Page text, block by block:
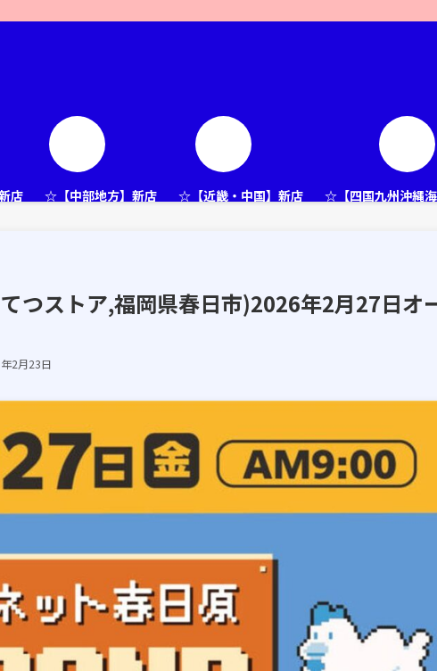
店 ☆【中部地方】新店 ☆【近畿・中国】新店 ☆【四国九州沖縄
つストア,福岡県春日市)2026年2月27日オ
2月23日